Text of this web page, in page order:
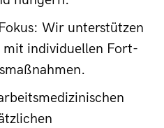
Wir unterstützen
mit individuellen Fort-